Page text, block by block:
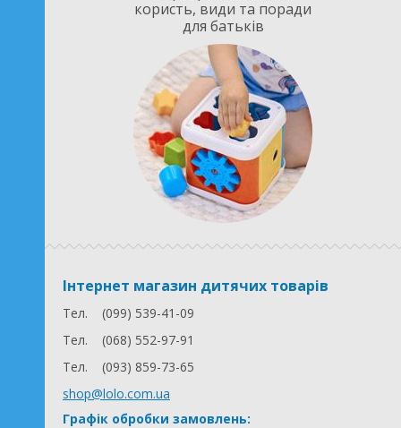
користь, види та поради
для батьків
Інтернет магазин дитячих товарів
Тел.
(099) 539-41-09
Тел.
(068) 552-97-91
Тел.
(093) 859-73-65
shop@lolo.com.ua
Графік обробки замовлень: